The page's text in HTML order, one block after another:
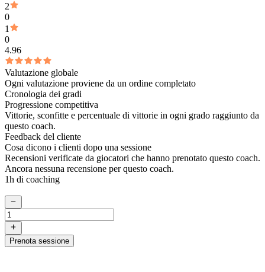
2
0
1
0
4.96
Valutazione globale
Ogni valutazione proviene da un ordine completato
Cronologia dei gradi
Progressione competitiva
Vittorie, sconfitte e percentuale di vittorie in ogni grado raggiunto da
questo coach.
Feedback del cliente
Cosa dicono i clienti dopo una sessione
Recensioni verificate da giocatori che hanno prenotato questo coach.
Ancora nessuna recensione per questo coach.
1h di coaching
Prenota sessione